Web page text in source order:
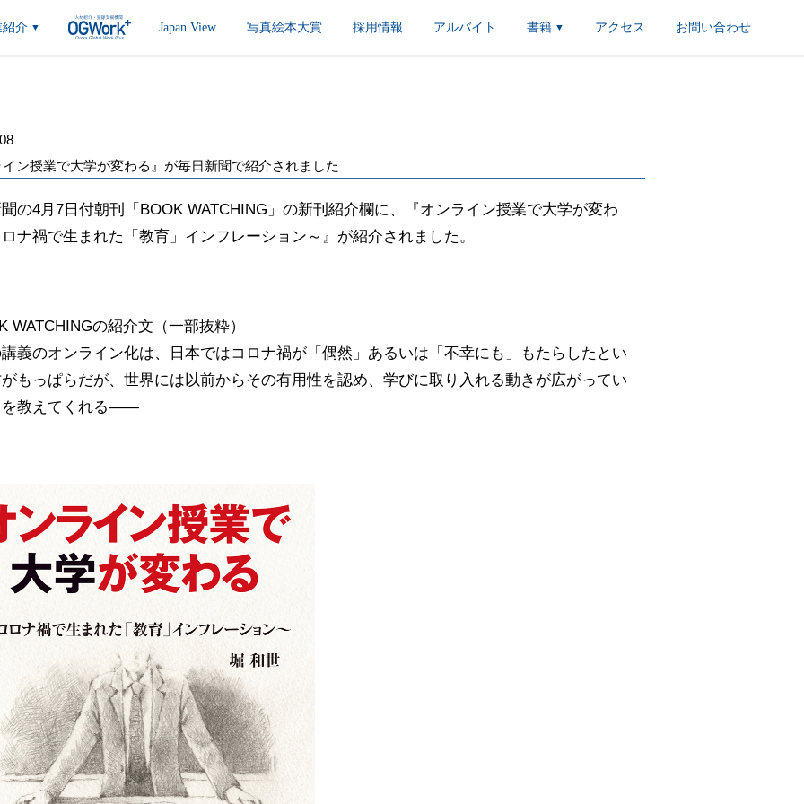
介 ▼ Japan View 写真絵本大賞 採用情報 アルバイト 書籍 ▼ アクセス お問い合わせ
ン授業で大学が変わる』が毎日新聞で紹介されました
の4月7日付朝刊「BOOK WATCHING」の新刊紹介欄に、『オンライン授業で大学が変わ
ナ禍で生まれた「教育」インフレーション～』が紹介されました。
WATCHINGの紹介文（一部抜粋）
義のオンライン化は、日本ではコロナ禍が「偶然」あるいは「不幸にも」もたらしたとい
もっぱらだが、世界には以前からその有用性を認め、学びに取り入れる動きが広がってい
を教えてくれる――